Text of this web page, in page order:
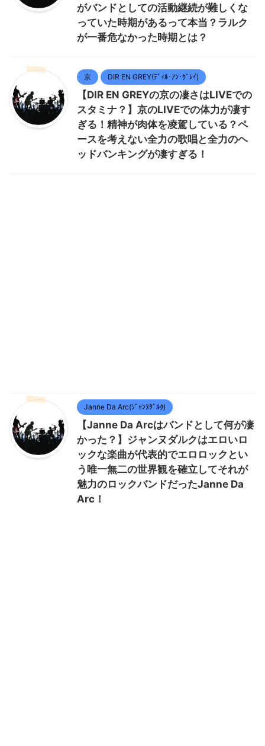
がバンドとしての活動継続が難しくな
っていた時期があるって本当？ラルク
が一番危なかった時期とは？
京 DIR EN GREY(ﾃﾞｨﾙ･ｱﾝ･ｸﾞﾚｲ)
【DIR EN GREYの京の凄さはLIVEでの
スタミナ？】京のLIVEでの体力が凄す
ぎる！精神が肉体を凌駕している？ペ
ースを考えない全力の歌唱と全力のヘ
ッドバンキングが凄すぎる！
Janne Da Arc(ｼﾞｬﾝﾇﾀﾞﾙｸ)
【Janne Da Arcはバンドとして何が凄
かった？】ジャンヌダルクはエロいロ
ックな楽曲が代表的でエロロックとい
う唯一無二の世界観を確立してそれが
魅力のロックバンドだったJanne Da
Arc！